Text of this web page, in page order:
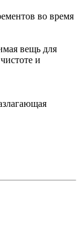
во время
вещь для
и